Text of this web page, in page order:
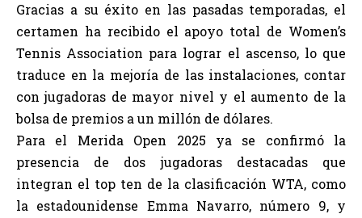
Gracias a su éxito en las pasadas temporadas, el
certamen ha recibido el apoyo total de Women’s
Tennis Association para lograr el ascenso, lo que
traduce en la mejoría de las instalaciones, contar
con jugadoras de mayor nivel y el aumento de la
bolsa de premios a un millón de dólares.
Para el Merida Open 2025 ya se confirmó la
presencia de dos jugadoras destacadas que
integran el top ten de la clasificación WTA, como
la estadounidense Emma Navarro, número 9, y